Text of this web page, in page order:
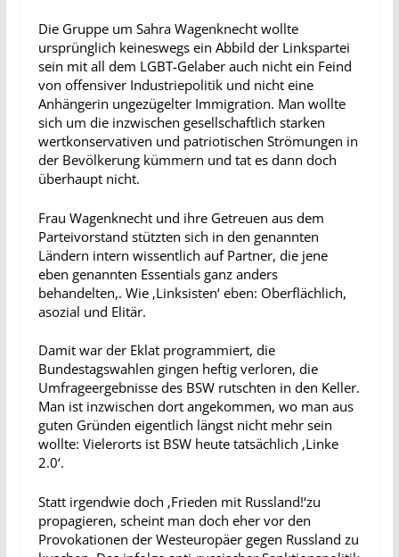
Die Gruppe um Sahra Wagenknecht wollte
ursprünglich keineswegs ein Abbild der Linkspartei
sein mit all dem LGBT-Gelaber auch nicht ein Feind
von offensiver Industriepolitik und nicht eine
Anhängerin ungezügelter Immigration. Man wollte
sich um die inzwischen gesellschaftlich starken
wertkonservativen und patriotischen Strömungen in
der Bevölkerung kümmern und tat es dann doch
überhaupt nicht.
Frau Wagenknecht und ihre Getreuen aus dem
Parteivorstand stützten sich in den genannten
Ländern intern wissentlich auf Partner, die jene
eben genannten Essentials ganz anders
behandelten,. Wie ‚Linksisten‘ eben: Oberflächlich,
asozial und Elitär.
Damit war der Eklat programmiert, die
Bundestagswahlen gingen heftig verloren, die
Umfrageergebnisse des BSW rutschten in den Keller.
Man ist inzwischen dort angekommen, wo man aus
guten Gründen eigentlich längst nicht mehr sein
wollte: Vielerorts ist BSW heute tatsächlich ‚Linke
2.0‘.
Statt irgendwie doch ‚Frieden mit Russland!‘zu
propagieren, scheint man doch eher vor den
Provokationen der Westeuropäer gegen Russland zu